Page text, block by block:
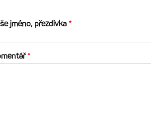
jméno, přezdívka *
*